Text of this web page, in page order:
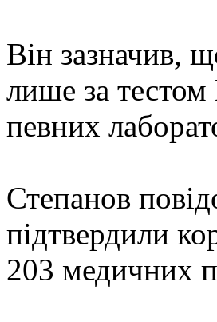
Він зазначив,
лише за
певних
Степанов
підтвердили
203 медичних